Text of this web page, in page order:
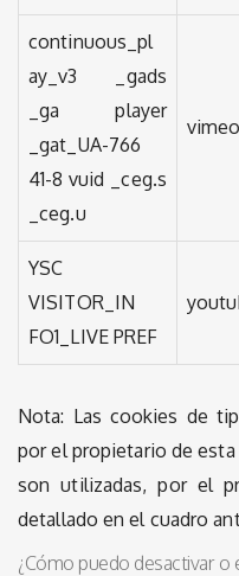
continuous_pl
ay_v3 _gads
_ga player
_gat_UA-766
41-8 vuid _ceg.s
_ceg.u
vimeo
YSC
VISITOR_IN
FO1_LIVE PREF
Nota: Las cookies de
por el propietario de
son utilizadas, por el
detallado en el cuadro
¿Cómo puedo desactivar o